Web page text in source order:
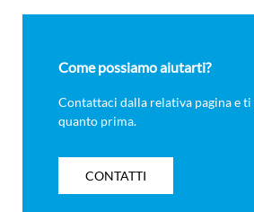
Come possiamo aiutarti?
Contattaci dalla relativa pagina e
quanto prima.
CONTATTI